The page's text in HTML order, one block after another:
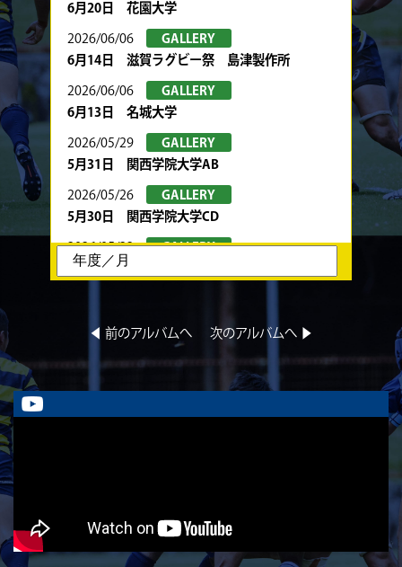
6月20日 花園大学
2026/06/06
GALLERY
6月14日 滋賀ラグビー祭 島津製作所
2026/06/06
GALLERY
6月13日 名城大学
2026/05/29
GALLERY
5月31日 関西学院大学AB
2026/05/26
GALLERY
5月30日 関西学院大学CD
2026/05/22
GALLERY
5月24日 春季トーナメント 京都産業大学
GALLERY
5月3日 筑波大学
2026/04/25
GALLERY
◀︎ 前のアルバムへ 次のアルバムへ ▶︎